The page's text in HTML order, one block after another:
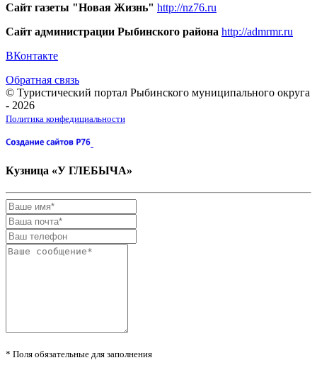
Сайт газеты "Новая Жизнь" http://nz76.ru
Сайт администрации Рыбинского района http://admrmr.ru
ВКонтакте
Обратная связь
© Туристический портал Рыбинского муниципального округа
- 2026
Политика конфедициальности
Кузница «У ГЛЕБЫЧА»
* Поля обязательные для заполнения